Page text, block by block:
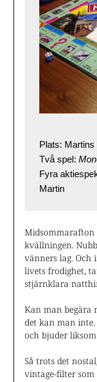
Plats: Martins
Två spel:
Fyra
Martin
Midsommarafton
kvällningen.
vänners lag. Och
livets frodighet,
stjärnklara
Kan man begära
det kan man
och bjuder
Så trots det
vintage-filter